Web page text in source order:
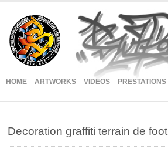
HOME ARTWORKS VIDEOS PRESTATIONS
Decoration graffiti terrain de foot